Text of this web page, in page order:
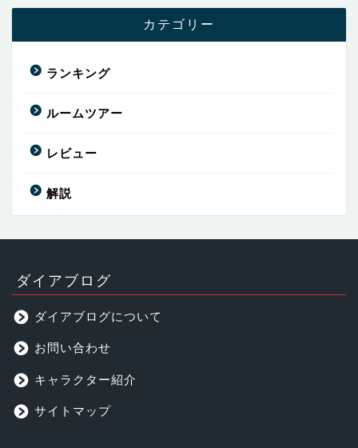
カテゴリー
ランキング
ルームツアー
レビュー
解説
ダイアブログ
ダイアブログについて
お問い合わせ
キャラクター紹介
サイトマップ